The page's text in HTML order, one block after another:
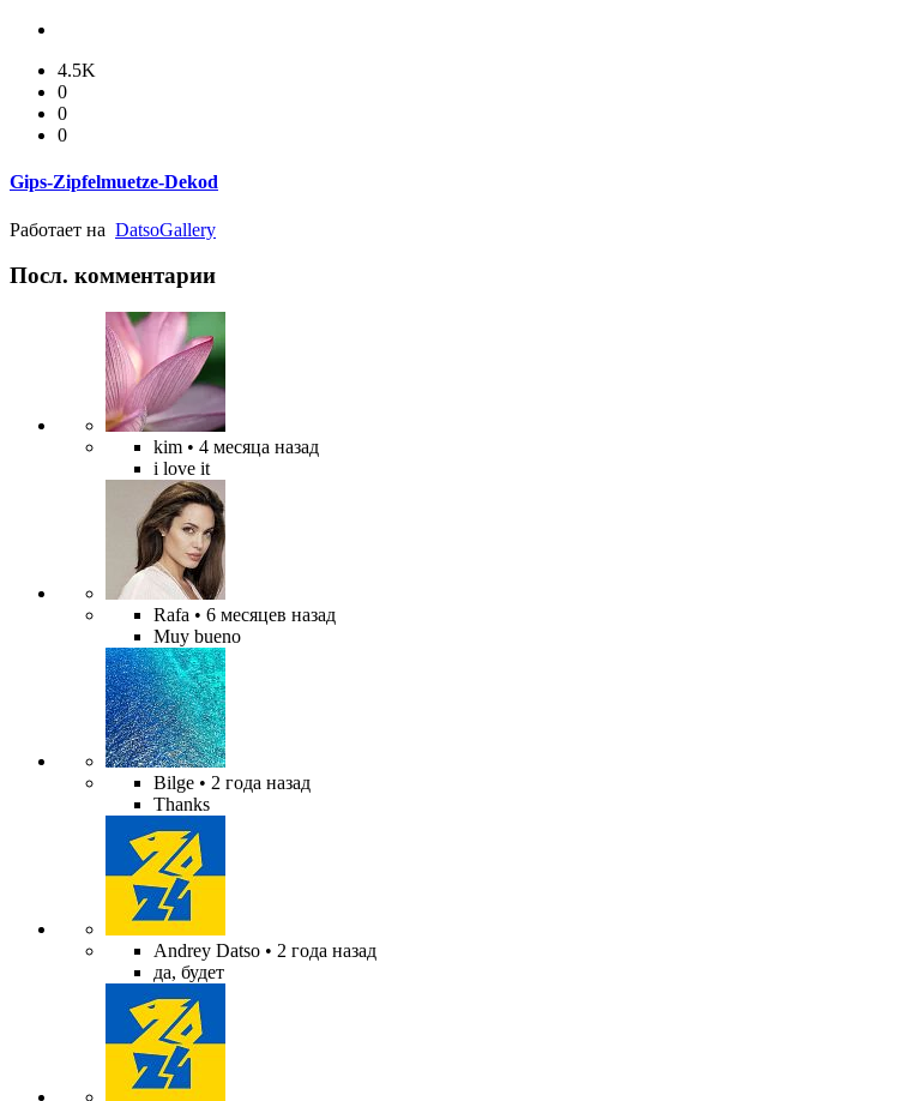
4.5K
0
0
0
Gips-Zipfelmuetze-Dekod
Работает на DatsoGallery
Посл. комментарии
kim • 4 месяца назад
i love it
Rafa • 6 месяцев назад
Muy bueno
Bilge • 2 года назад
Thanks
Andrey Datso • 2 года назад
да, будет